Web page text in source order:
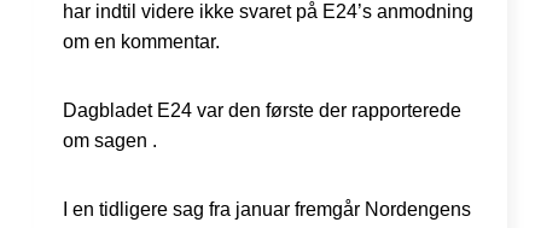
har indtil videre ikke svaret på E24’s anmodning
om en kommentar.
Dagbladet E24 var den første der rapporterede
om sagen .
I en tidligere sag fra januar fremgår Nordengens